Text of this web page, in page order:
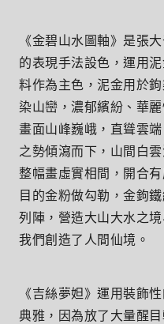
《金碧山水圖軸》是張
的表現手法設色，運用
料作為主色，泥金用於
染山巒，濃郁繽紛、華
畫面山峰巍峨，直聳雲
之勢傾瀉而下，山間白
整幅畫虛實相間，開合
目的金粉做勾勒，金鉤
列陣，營造大山大水之
我們創造了人間仙境。
《吉絲夢妲》運用裝飾
典雅，因為放了大量醒